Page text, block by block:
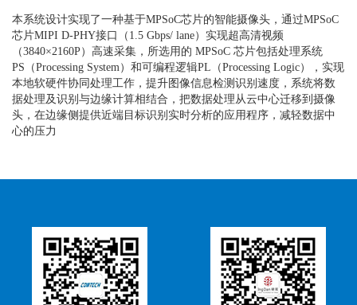
本系统设计实现了一种基于MPSoC芯片的智能摄像头，通过MPSoC
芯片MIPI D-PHY接口（1.5 Gbps/ lane）实现超高清视频
（3840×2160P）高速采集，所选用的 MPSoC 芯片包括处理系统
PS（Processing System）和可编程逻辑PL（Processing Logic），实现
本地软硬件协同处理工作，提升图像信息检测识别速度，系统将数
据处理及识别与边缘计算相结合，把数据处理从云中心迁移到摄像
头，在边缘侧提供近端目标识别实时分析的应用程序，减轻数据中
心的压力